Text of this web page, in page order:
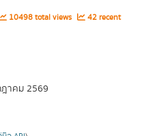
10498 total views
42 recent
าคม 2569